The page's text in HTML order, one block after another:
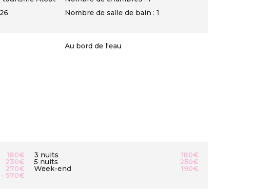
Nombre de salle de bain : 1
Au bord de l'eau
180€ 3 nuits 180€
230€ 5 nuits 250€
270€ Week-end 190€
570€